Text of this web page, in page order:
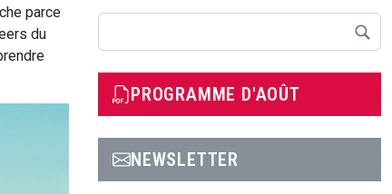
parce
du
PROGRAMME D'AOÛT
NEWSLETTER